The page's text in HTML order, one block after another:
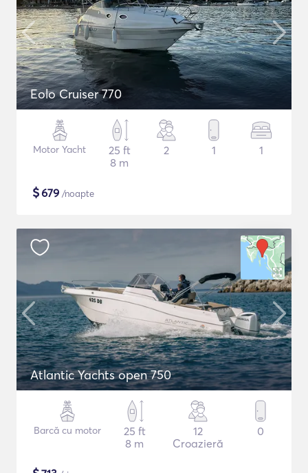
Eolo Cruiser 770
Motor Yacht
25 ft
8 m
2 1 1
$679 /noapte
Atlantic Yachts open 750
Barcă cu motor
25 ft
8 m
12
Croazieră
0